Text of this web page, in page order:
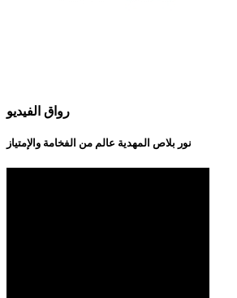
رواق الفيديو
نور بلاص المهدية عالم من الفخامة والإمتياز